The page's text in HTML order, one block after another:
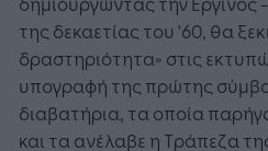
της δεκαετίας του '60, θα
δραστηριότητα» στις
υπογραφή της πρώτης
διαβατήρια, τα οποία
και τα ανέλαβε η Τράπεζα
Η Τεχνητή Νοημοσύνη: το νέο
λειτουργικό σύστημα της